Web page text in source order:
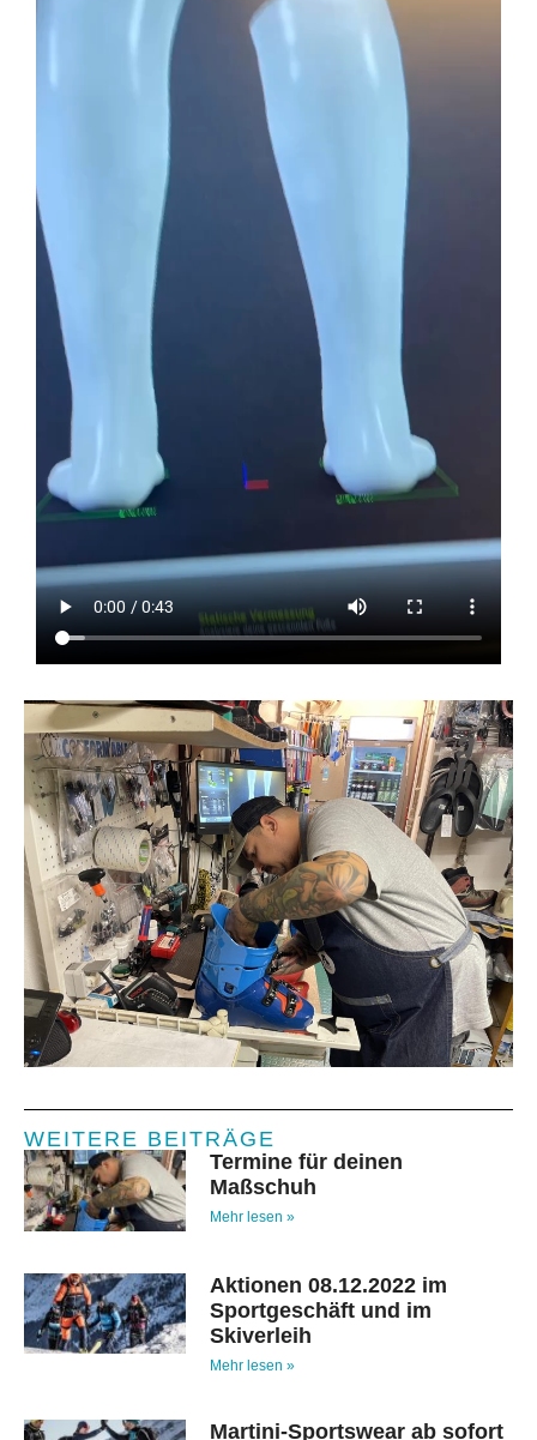
WEITERE BEITRÄGE
Termine für deinen
Maßschuh
Mehr lesen »
Aktionen 08.12.2022 im
Sportgeschäft und im
Skiverleih
Mehr lesen »
Martini-Sportswear ab sofort